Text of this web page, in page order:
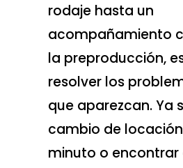
rodaje hasta un
acompañamiento
la preproducción,
resolver los
que aparezcan. Ya
cambio de
minuto o encontrar